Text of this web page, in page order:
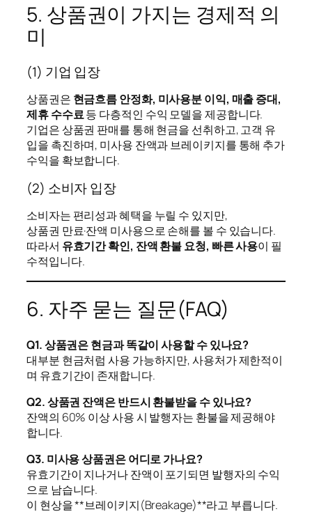
5. 상품권이 가지는 경제적 의
미
(1) 기업 입장
상품권은 현금흐름 안정화, 미사용분 이익, 매출 증대,
제휴 수수료등 다층적인 수익 모델을 제공합니다.
기업은 상품권 판매를 통해 현금을 선취하고, 고객 유
입을 촉진하며, 미사용 잔액과 브레이키지를 통해 추가
수익을 확보합니다.
(2) 소비자 입장
소비자는 편리성과 혜택을 누릴 수 있지만,
상품권 만료·잔액 미사용으로 손해를 볼 수 있습니다.
따라서 유효기간 확인, 잔액 환불 요청, 빠른 사용이 필
수적입니다.
6. 자주 묻는 질문(FAQ)
Q1. 상품권은 현금과 똑같이 사용할 수 있나요?
대부분 현금처럼 사용 가능하지만, 사용처가 제한적이
며 유효기간이 존재합니다.
Q2. 상품권 잔액은 반드시 환불받을 수 있나요?
잔액의 60% 이상 사용 시 발행자는 환불을 제공해야
합니다.
Q3. 미사용 상품권은 어디로 가나요?
유효기간이 지나거나 잔액이 포기되면 발행자의 수익
으로 남습니다.
이 현상을 **브레이키지(Breakage)**라고 부릅니다.